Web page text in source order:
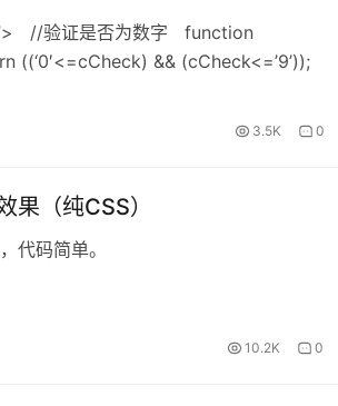
//验证是否为数字 function
&& (cCheck<=’9’));
3.5K 0
果（纯CSS）
代码简单。
10.2K 0